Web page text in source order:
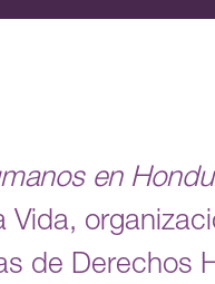
en
de Derechos